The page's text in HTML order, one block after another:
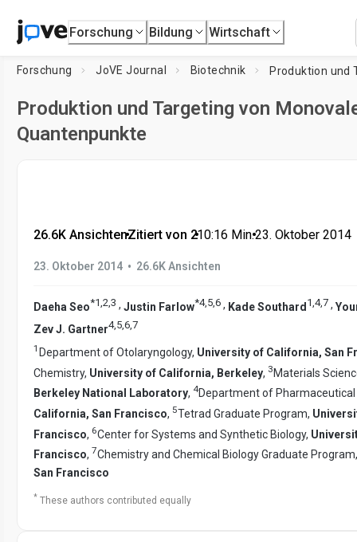
Forschung Bildung Wirtschaft
Forschung JoVE Journal Biotechnik
Produktion und Targeting von
Quantenpunkte
26.6K Ansichten•Zitiert von 2•10:16 Min.•23. Oktober 2014
23. Oktober 2014 • 26.6K Ansichten
Daeha Seo*1,2,3 , Justin Farlow*4,5,6 , Kade Southard 1,4,7 ,
Zev J. Gartner4, 5 6 7
1 Department of Otolaryngology, University of California, San
Chemistry, University of California, Berkeley, 3 Materials
Berkeley National Laboratory, 4Department of
California, San Francisco, 5Tetrad Graduate Program,
Francisco, 6Center for Systems and Synthetic Biology,
Francisco, 7Chemistry and Chemical Biology Graduate
San Francisco
* These authors contributed equally